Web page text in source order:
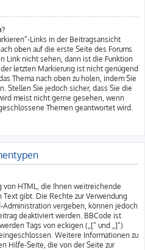
Links in der Beitragsansicht
oben auf die erste Seite des Forums
Link nicht sehen, dann ist die Funktion
letzten Markierung ist nicht genügend
Thema nach oben zu holen, indem Sie
Stellen Sie jedoch sicher, dass Sie die
meist nicht gerne gesehen, wenn
Themen geantwortet wird.
von HTML, die Ihnen weitreichende
gibt. Die Rechte zur Verwendung
Administration vergeben, können jedoch
deaktiviert werden. BBCode ist
Tags von eckigen („[“ und „]“)
Weitere Informationen zu
Hilfe-Seite, die von der Seite zur